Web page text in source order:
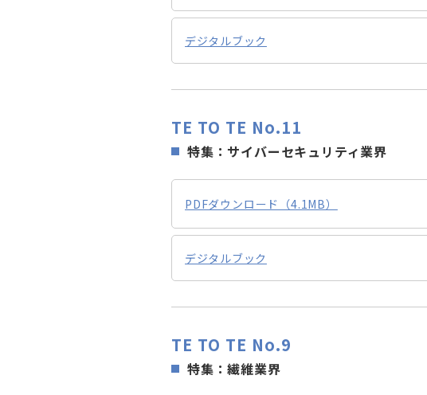
デジタルブック
TE TO TE No.11
特集：サイバーセキュリティ業界
PDFダウンロード（4.1MB）
デジタルブック
TE TO TE No.9
特集：繊維業界